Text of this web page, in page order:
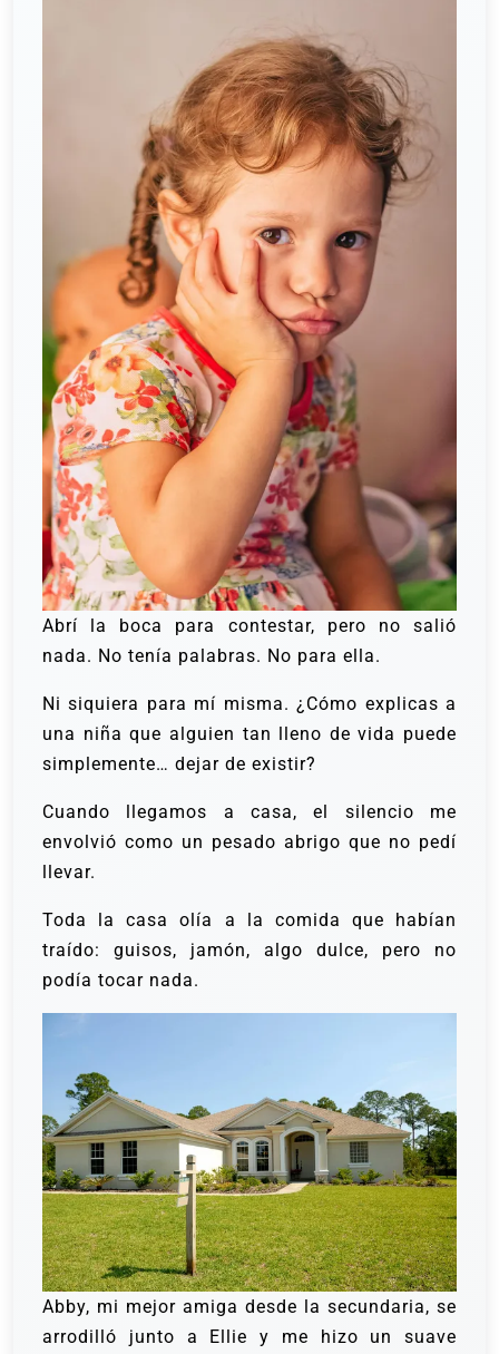
Abrí la boca para contestar, pero no salió
nada. No tenía palabras. No para ella.
Ni siquiera para mí misma. ¿Cómo explicas a
una niña que alguien tan lleno de vida puede
simplemente… dejar de existir?
Cuando llegamos a casa, el silencio me
envolvió como un pesado abrigo que no pedí
llevar.
Toda la casa olía a la comida que habían
traído: guisos, jamón, algo dulce, pero no
podía tocar nada.
Abby, mi mejor amiga desde la secundaria, se
arrodilló junto a Ellie y me hizo un suave